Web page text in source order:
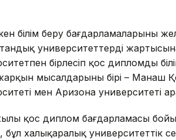
білім беру бағдарламаларының
университеттердің
бірлесіп қос дипломды
мысалдарының бірі – Манаш
мен Аризона университеті
қос диплом бағдарламасы
бұл халықаралық университеттік